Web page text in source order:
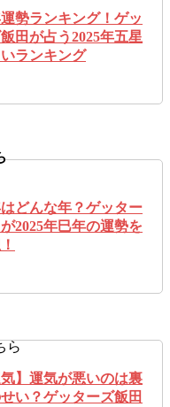
勢ランキング！ゲッ
田が占う2025年五星
ランキング
はどんな年？ゲッター
2025年巳年の運勢を
ら
気】運気が悪いのは裏
い？ゲッターズ飯田